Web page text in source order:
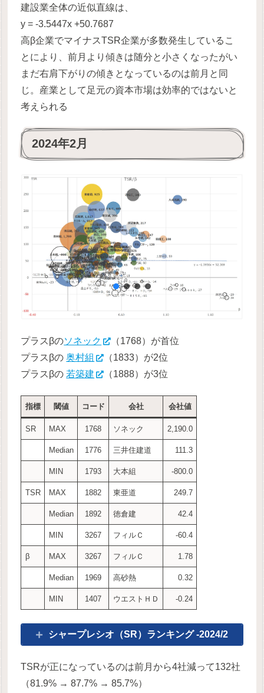
建設業全体の近似直線は、
y = -3.5447x +50.7687
高β企業でマイナスTSR企業が多数発生しているこ
とにより、前月より傾きは随分と小さくなったがい
まだ右肩下がりの傾きとなっているのは前月と同
じ。産業として足元の資本市場は効率的ではないと
考えられる
2024年2月
プラスβのソネック
（1768）が首位
プラスβの奥村組
（1833）が2位
プラスβの 若築建 （1888）が3位
指標 閾値 コード 会社 会社値
SR MAX 1768 ソネック 2,190.0
Median 1776 三井住建道 111.3
MIN 1793 大本組 -800.0
TSR MAX 1882 東亜道 249.7
Median 1892 徳倉建 42.4
MIN 3267 フィルＣ -60.4
β MAX 3267 フィルＣ 1.78
Median 1969 高砂熱 0.32
MIN 1407 ウエストＨＤ -0.24
シャープレシオ（SR）ランキング -2024/2
TSRが正になっているのは前月から4社減って132社
（81.9% → 87.7% → 85.7%）